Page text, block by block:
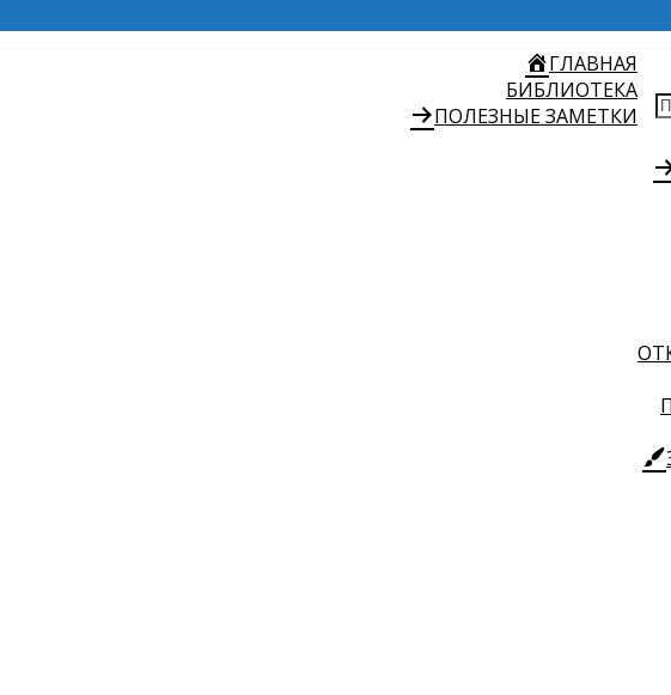
ГЛАВНАЯ
БИБЛИОТЕКА
ПОЛЕЗНЫЕ ЗАМЕТКИ